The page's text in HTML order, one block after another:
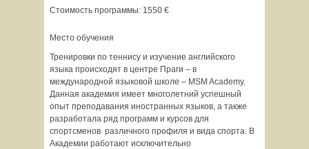
Стоимость программы: 1550 €
Место обучения
Тренировки по теннису и изучение английского
языка происходят в центре Праги – в
международной языковой школе – MSM Academy.
Данная академия имеет многолетний успешный
опыт преподавания иностранных языков, а также
разработала ряд программ и курсов для
спортсменов различного профиля и вида спорта. В
Академии работают исключительно